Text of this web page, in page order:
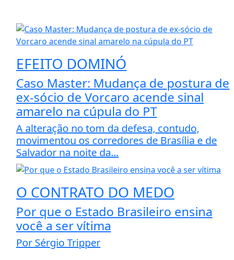
EFEITO DOMINÓ
Caso Master: Mudança de postura de
ex-sócio de Vorcaro acende sinal
amarelo na cúpula do PT
A alteração no tom da defesa, contudo,
movimentou os corredores de Brasília e de
Salvador na noite da...
O CONTRATO DO MEDO
Por que o Estado Brasileiro ensina
você a ser vítima
Por Sérgio Tripper